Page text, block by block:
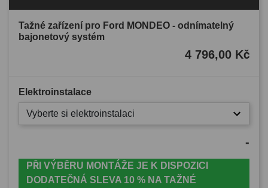
Tažné zařízení pro Ford MONDEO - odnímatelný
bajonetový systém
4 796,00 Kč
Elektroinstalace
Vyberte si elektroinstalaci
-
PŘI VÝBĚRU MONTÁŽE JE K DISPOZICI
DODATEČNÁ SLEVA 10 % NA TAŽNÉ